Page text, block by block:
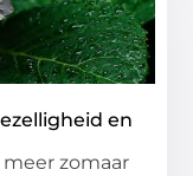
en
zomaar